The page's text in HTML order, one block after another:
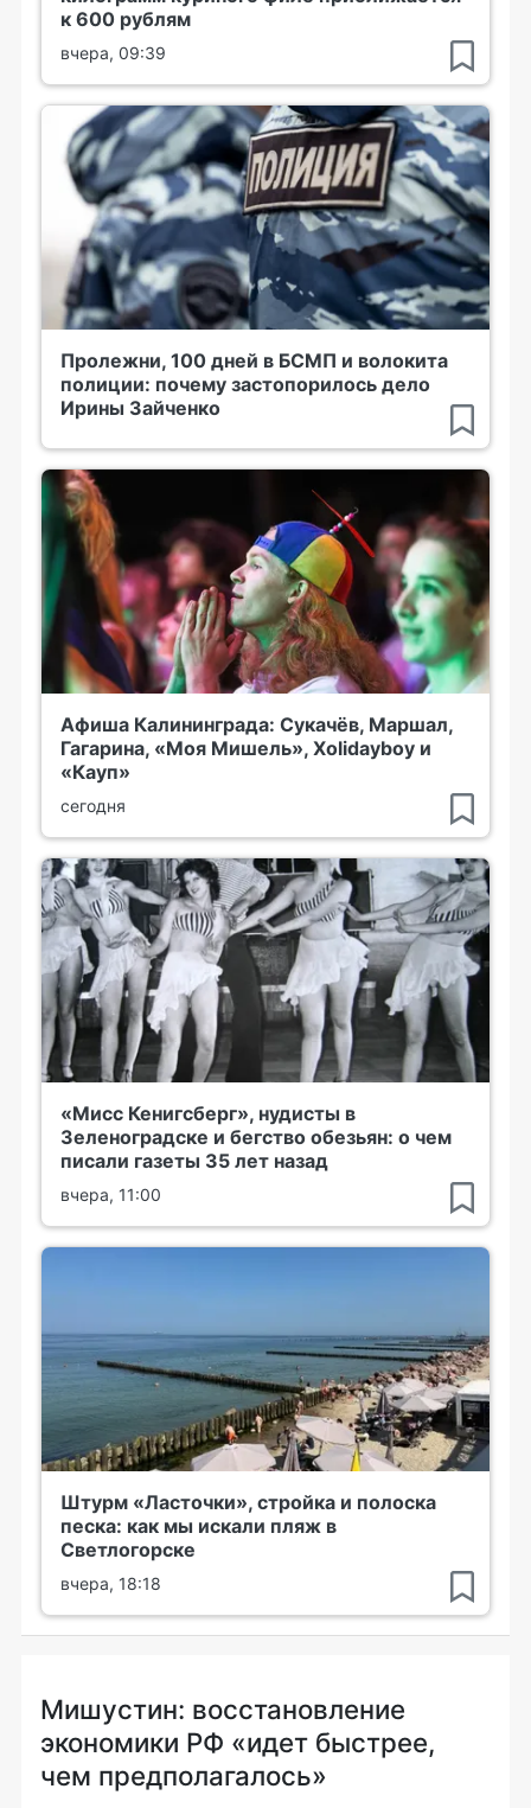
к 600 рублям
вчера, 09:39
Пролежни, 100 дней в БСМП и волокита
полиции: почему застопорилось дело
Ирины Зайченко
Афиша Калининграда: Сукачёв, Маршал,
Гагарина, «Моя Мишель», Xolidayboy и
«Кауп»
сегодня
«Мисс Кенигсберг», нудисты в
Зеленоградске и бегство обезьян: о чем
писали газеты 35 лет назад
вчера, 11:00
Штурм «Ласточки», стройка и полоска
песка: как мы искали пляж в
Светлогорске
вчера, 18:18
Мишустин: восстановление
экономики РФ «идет быстрее,
чем предполагалось»